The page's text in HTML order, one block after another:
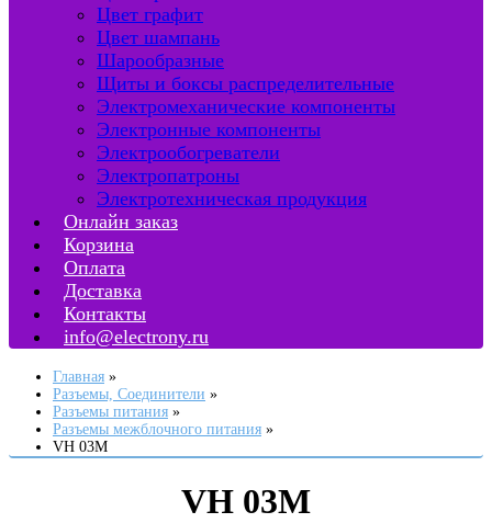
Цвет графит
Цвет шампань
Шарообразные
Щиты и боксы распределительные
Электромеханические компоненты
Электронные компоненты
Электрообогреватели
Электропатроны
Электротехническая продукция
Онлайн заказ
Корзина
Оплата
Доставка
Контакты
info@electrony.ru
Главная
Разъемы, Соединители
Разъемы питания
Разъемы межблочного питания
VH 03M
VH 03M